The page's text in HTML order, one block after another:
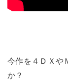
今作を４ＤＸや
か？